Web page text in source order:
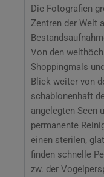
Die Fotografien
Zentren der Welt
Von den
Shoppingmals
Blick weiter von
schablonenhaft
angelegten Seen
permanente
einen sterilen,
finden schnelle
zw. der